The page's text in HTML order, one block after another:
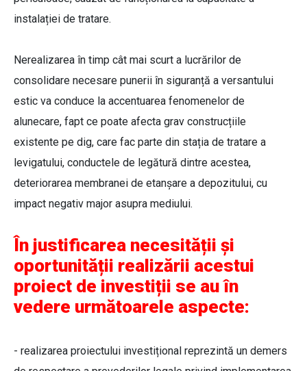
instalației de tratare.
Nerealizarea în timp cât mai scurt a lucrărilor de
consolidare necesare punerii în siguranță a versantului
estic va conduce la accentuarea fenomenelor de
alunecare, fapt ce poate afecta grav construcțiile
existente pe dig, care fac parte din stația de tratare a
levigatului, conductele de legătură dintre acestea,
deteriorarea membranei de etanșare a depozitului, cu
impact negativ major asupra mediului.
În justificarea necesității și
oportunității realizării acestui
proiect de investiții se au în
vedere următoarele aspecte:
- realizarea proiectului investițional reprezintă un demers